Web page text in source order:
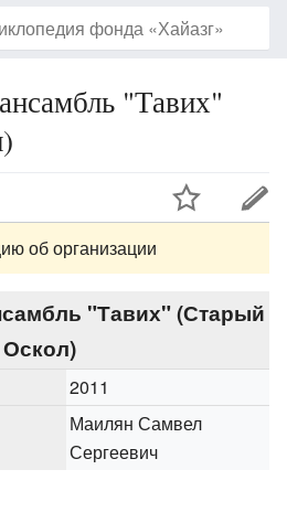
"Тавих"
об организации
"Тавих" (Старый
Оскол)
2011
Маилян Самвел
Сергеевич